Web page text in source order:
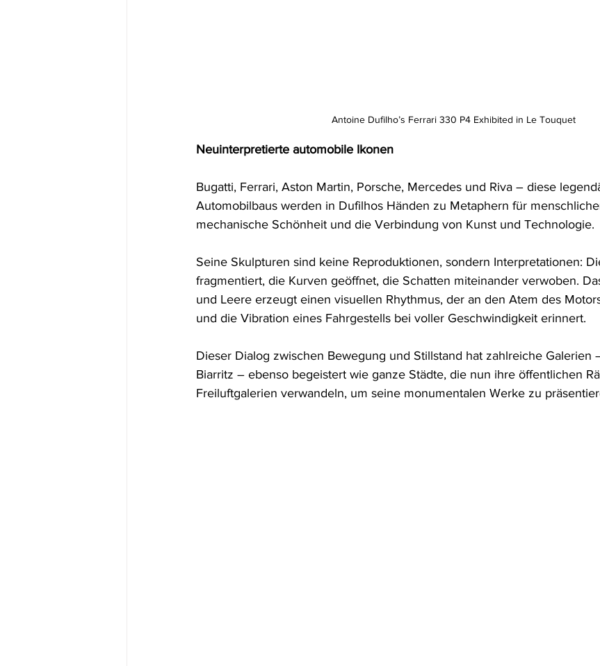
Antoine Dufilho’s Ferrari 330 P4 Exhibited in Le Touquet
Neuinterpretierte automobile Ikonen
Bugatti, Ferrari, Aston Martin, Porsche, Mercedes und Riva – diese
Automobilbaus werden in Dufilhos Händen zu Metaphern für
mechanische Schönheit und die Verbindung von Kunst und Technologie.
Seine Skulpturen sind keine Reproduktionen, sondern Interpretationen:
fragmentiert, die Kurven geöffnet, die Schatten miteinander verwoben.
und Leere erzeugt einen visuellen Rhythmus, der an den Atem des
und die Vibration eines Fahrgestells bei voller Geschwindigkeit erinnert.
Dieser Dialog zwischen Bewegung und Stillstand hat zahlreiche Galerien
Biarritz – ebenso begeistert wie ganze Städte, die nun ihre öffentlichen
Freiluftgalerien verwandeln, um seine monumentalen Werke zu